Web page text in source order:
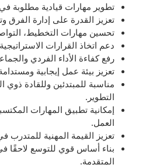
تطوير مهارات قيادية مطلوبة
تعزيز القدرة على إدارة الفرق
تحسين مهارات التخطيط،
دعم اتخاذ القرارات
رفع كفاءة الأداء الفردي
تعزيز بيئة عمل إيجابية
مناسبة للمبتدئين وللقادة ذوي
التطوير.
إمكانية تطبيق المهارات
العمل.
تعزيز القيمة المهنية
بناء أساس قوي للتوسع لاحقًا
المتقدمة.